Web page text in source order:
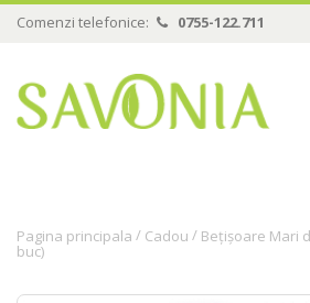
Comenzi telefonice: 0755-122.711
Pagina principala / Cadou / Bețișoare Mari
buc)